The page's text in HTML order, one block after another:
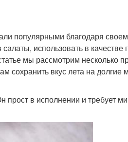
популярными благодаря
использовать в качестве
мы рассмотрим несколько
сохранить вкус лета на долгие
прост в исполнении и требует